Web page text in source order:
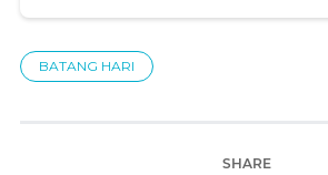
BATANG HARI
SHARE